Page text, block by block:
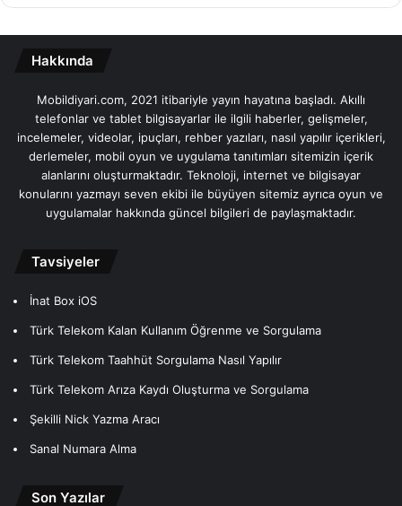
Hakkında
Mobildiyari.com, 2021 itibariyle yayın hayatına başladı. Akıllı
telefonlar ve tablet bilgisayarlar ile ilgili haberler, gelişmeler,
incelemeler, videolar, ipuçları, rehber yazıları, nasıl yapılır içerikleri,
derlemeler, mobil oyun ve uygulama tanıtımları sitemizin içerik
alanlarını oluşturmaktadır. Teknoloji, internet ve bilgisayar
konularını yazmayı seven ekibi ile büyüyen sitemiz ayrıca oyun ve
uygulamalar hakkında güncel bilgileri de paylaşmaktadır.
Tavsiyeler
İnat Box iOS
Türk Telekom Kalan Kullanım Öğrenme ve Sorgulama
Türk Telekom Taahhüt Sorgulama Nasıl Yapılır
Türk Telekom Arıza Kaydı Oluşturma ve Sorgulama
Şekilli Nick Yazma Aracı
Sanal Numara Alma
Son Yazılar